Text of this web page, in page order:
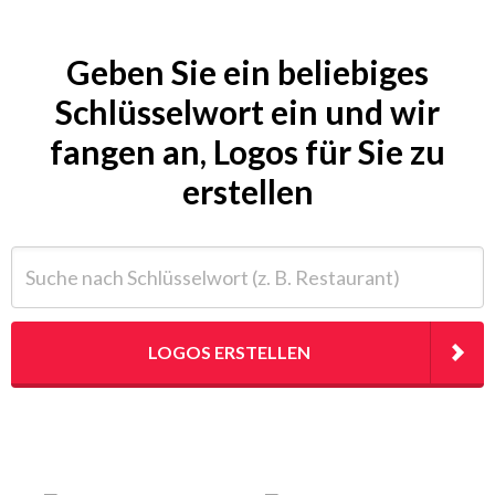
Geben Sie ein beliebiges
Schlüsselwort ein und wir
fangen an, Logos für Sie zu
erstellen
LOGOS ERSTELLEN